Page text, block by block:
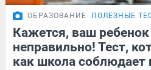
ОБРАЗОВАНИЕ ПОЛЕЗНЫЕ
Кажется, ваш ребенок
неправильно! Тест,
как школа